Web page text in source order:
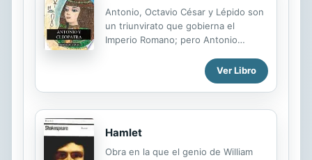
Antonio, Octavio César y Lépido son
un triunvirato que gobierna el
Imperio Romano; pero Antonio
Egipto como consorte de la reina
Cleopatra en lugar de en Roma. La
noticia de la muerte de su esposa, y
de una revuelta amenazada por el
para gran desaprobación de
Cleopatra. Se lleva a cabo una
Ver Libro
Hamlet
Obra en la que el genio de William